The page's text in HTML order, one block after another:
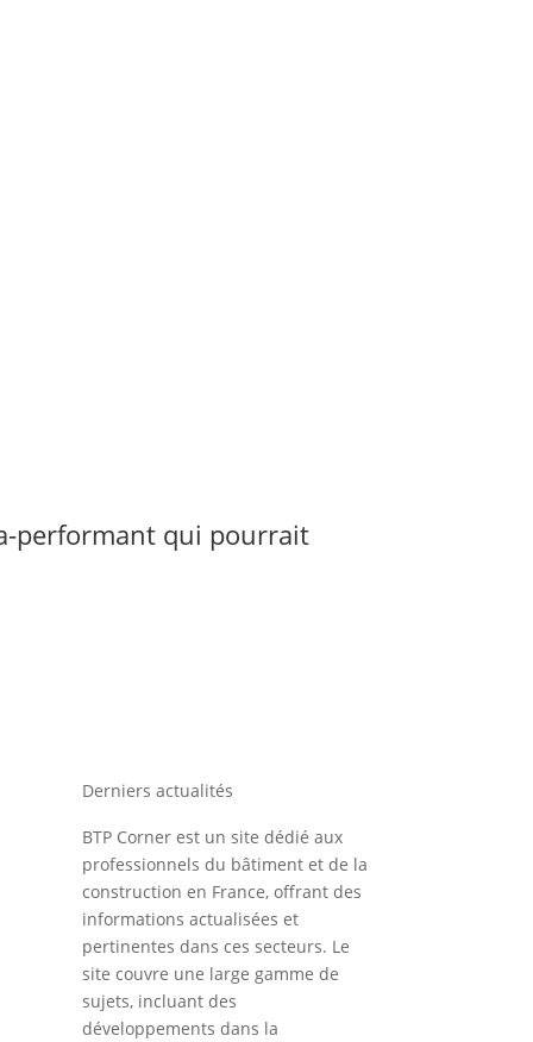
performant qui pourrait
Derniers actualités
BTP Corner est un site dédié aux
professionnels du bâtiment et de la
construction en France, offrant des
informations actualisées et
pertinentes dans ces secteurs. Le
site couvre une large gamme de
sujets, incluant des
développements dans la